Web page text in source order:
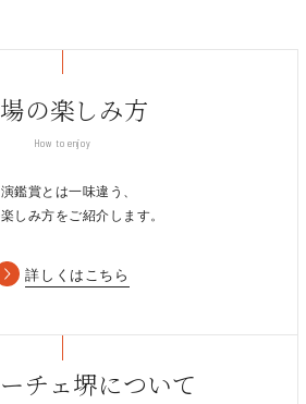
の楽しみ方
How to enjoy
鑑賞とは一味違う、
しみ方をご紹介します。
詳しくはこちら
チェ堺について